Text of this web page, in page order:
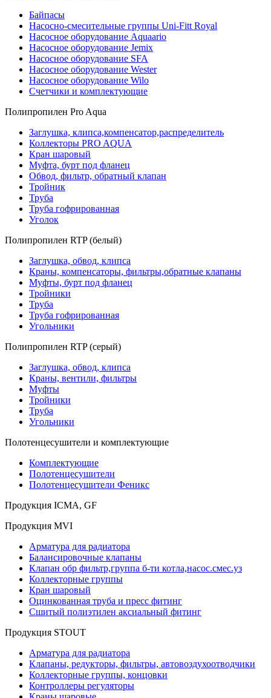
Байпасы
Насосно-смесительные группы Uni-Fitt Royal
Насосное оборудование Aquaario
Насосное оборудование Jemix
Насосное оборудование SFA
Насосное оборудование Wester
Насосное оборудование Wilo
Счетчики и комплектующие
Полипропилен Pro Aqua
Заглушка, клипса,компенсатор,распределитель
Коллекторы PRO AQUA
Кран шаровый
Муфта, бурт под фланец
Обвод, фильтр, обратный клапан
Тройник
Труба
Труба гофрированная
Уголок
Полипропилен RTP (белый)
Заглушка, обвод, клипса
Краны, компенсаторы, фильтры,обратные клапаны
Муфты, бурт под фланец
Тройники
Труба
Труба гофрированная
Угольники
Полипропилен RTP (серый)
Заглушка, обвод, клипса
Краны, вентили, фильтры
Муфты
Тройники
Труба
Угольники
Полотенцесушители и комплектующие
Комплектующие
Полотенцесушители
Полотенцесушители Феникс
Продукция ICMA, GF
Продукция MVI
Арматура для радиатора
Балансировочные клапаны
Клапан обр фильтр,группа б-ти котла,насос.смес.уз
Коллекторные группы
Кран шаровый
Оцинкованная труба и пресс фитинг
Сшитый полиэтилен аксиальный фитинг
Продукция STOUT
Арматура для радиатора
Клапаны, редукторы, фильтры, автовоздухоотводчики
Коллекторные группы, концовки
Контроллеры регуляторы